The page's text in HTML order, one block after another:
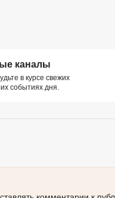
каналы
в курсе свежих
событиях дня.